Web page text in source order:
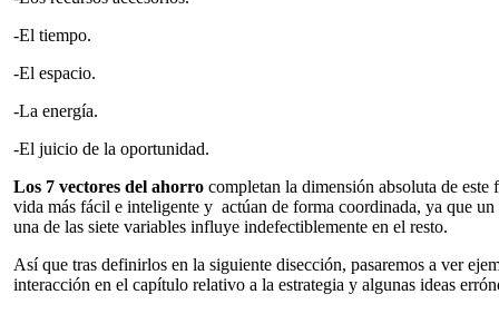
-El tiempo.
-El espacio.
-La energía.
-El juicio de la oportunidad.
Los 7 vectores del ahorro completan la dimensión absoluta de este
vida más fácil e inteligente y actúan de forma coordinada, ya que
una de las siete variables influye indefectiblemente en el resto.
Así que tras definirlos en la siguiente disección, pasaremos a ver
interacción en el capítulo relativo a la estrategia y algunas ideas